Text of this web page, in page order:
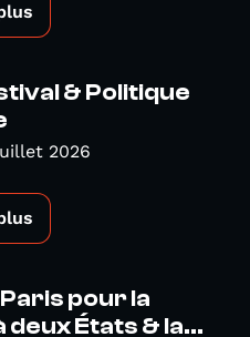
& Politique
2026
pour la
deux États & la...